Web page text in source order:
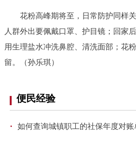
政民互动
12345网上接诉即办 我要咨询
走进北京
北京概况 十六区概览
花粉高峰期将至，日常防护同样关
人群外出要佩戴口罩、护目镜；回家
用生理盐水冲洗鼻腔、清洗面部；花
留。（孙乐琪）
便民经验
· 如何查询城镇职工的社保年度对账